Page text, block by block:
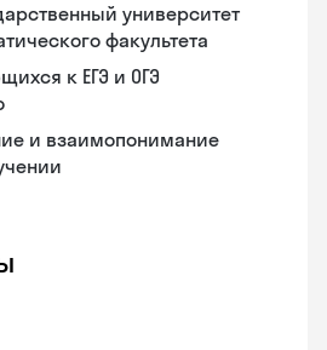
университет
факультета
к ЕГЭ и ОГЭ
и взаимопонимание